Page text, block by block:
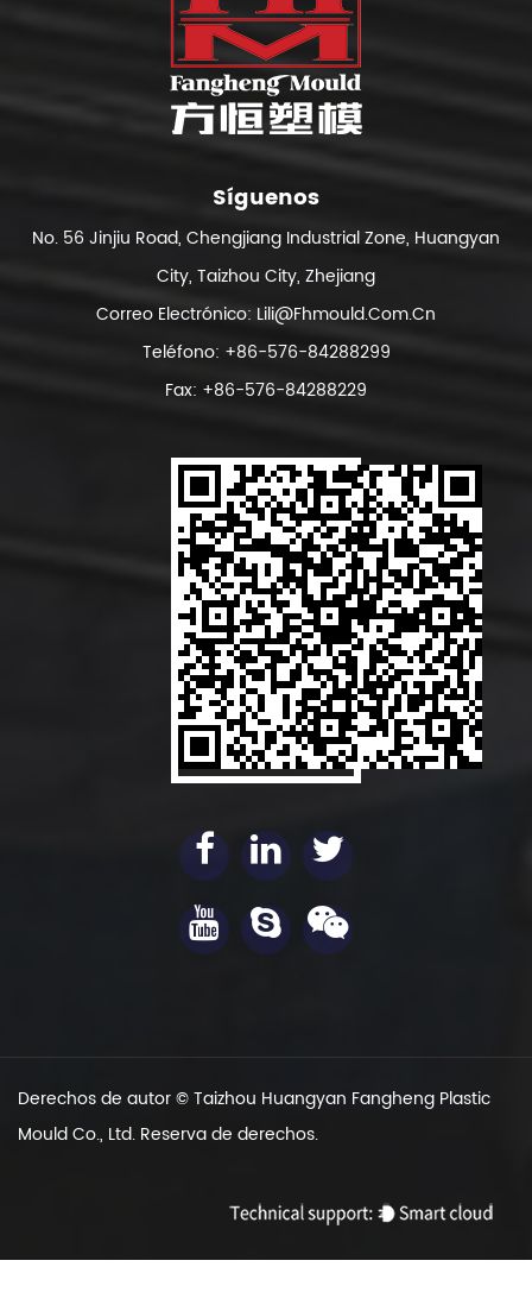
Síguenos
No. 56 Jinjiu Road, Chengjiang Industrial Zone, Huangyan
City, Taizhou City, Zhejiang
Correo Electrónico: Lili@fhmould.com.cn
Teléfono: +86-576-84288299
Fax: +86-576-84288229
Derechos de autor ©Taizhou Huangyan Fangheng Plastic
Mould Co., Ltd. Reserva de derechos.